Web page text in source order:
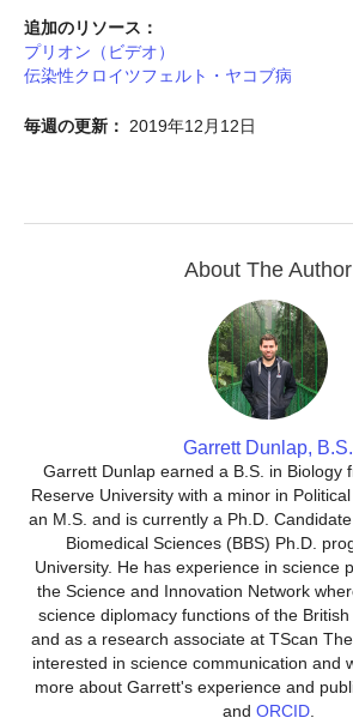
追加のリソース：
プリオン（ビデオ）
伝染性クロイツフェルト・ヤコブ病
毎週の更新： 2019年12月12日
About The Author
Garrett Dunlap, B.S.
Garrett Dunlap earned a B.S. in Biology
Reserve University with a minor in
an M.S. and is currently a Ph.D.
Biomedical Sciences (BBS) Ph.D.
University. He has experience in science
the Science and Innovation Network
science diplomacy functions of the
and as a research associate at TScan
interested in science communication and
more about Garrett's experience and
and ORCID.